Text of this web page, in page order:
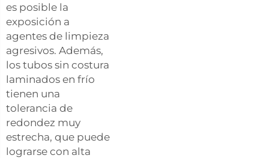
es posible la
exposición a
agentes de limpieza
agresivos. Además,
los tubos sin costura
laminados en frío
tienen una
tolerancia de
redondez muy
estrecha, que puede
lograrse con alta